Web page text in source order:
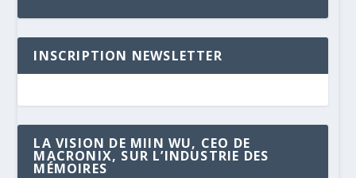
INSCRIPTION NEWSLETTER
LA VISION DE MIIN WU, CEO DE
MACRONIX, SUR L’INDUSTRIE DES
MÉMOIRES